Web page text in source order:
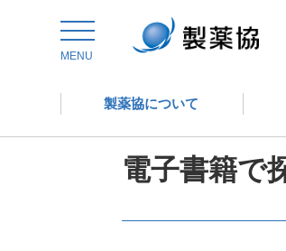
MENU
製薬協について
トップ 委員会からの情報発信
電子書籍で